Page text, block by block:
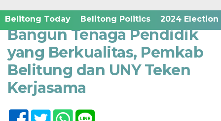
Belitong Today Belitong Politics 2024 Election
Senin, 20 Maret 2023 - 20:07 WIB
Bangun Tenaga Pendidik
yang Berkualitas, Pemkab
Belitung dan UNY Teken
Kerjasama